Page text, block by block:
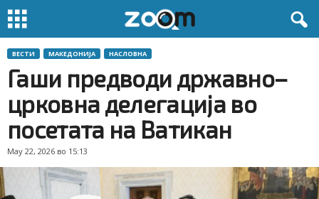
ВЕСТИ МАКЕДОНИЈА НАСЛОВНА
Гаши предводи државно–
црковна делегација во
посетата на Ватикан
May 22, 2026 во 15:13